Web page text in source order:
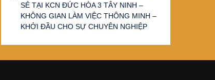
SẺ TẠI KCN ĐỨC HÒA 3 TÂY NINH –
KHÔNG GIAN LÀM VIỆC THÔNG MINH –
KHỞI ĐẦU CHO SỰ CHUYÊN NGHIỆP